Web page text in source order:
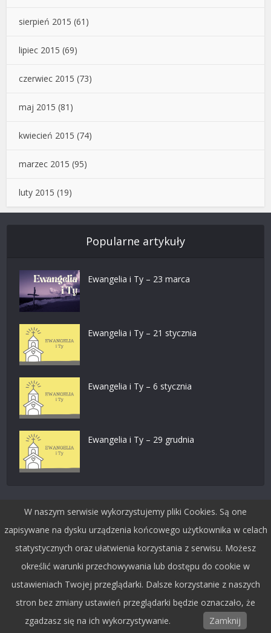
sierpień 2015 (61)
lipiec 2015 (69)
czerwiec 2015 (73)
maj 2015 (81)
kwiecień 2015 (74)
marzec 2015 (95)
luty 2015 (19)
Popularne artykuły
Ewangelia i Ty – 23 marca
Ewangelia i Ty – 21 stycznia
Ewangelia i Ty – 6 stycznia
Ewangelia i Ty – 29 grudnia
Dołącz do nas na facebooku
W naszym serwisie wykorzystujemy pliki Cookies. Są one
zapisywane na dysku urządzenia końcowego użytkownika w celach
statystycznych oraz ułatwienia korzystania z serwisu. Możesz
określić warunki przechowywania lub dostępu do cookie w
ustawieniach Twojej przeglądarki. Dalsze korzystanie z naszych
stron bez zmiany ustawień przeglądarki będzie oznaczało, że
zgadzasz się na ich wykorzystywanie.
Zamknij